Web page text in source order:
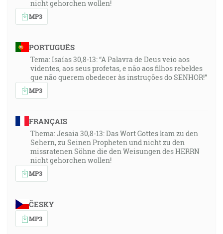
nicht gehorchen wollen!
MP3
PORTUGUÊS
Tema: Isaías 30,8-13: “A Palavra de Deus veio aos
videntes, aos seus profetas, e não aos filhos rebeldes
que não querem obedecer às instruções do SENHOR!”
MP3
FRANÇAIS
Thema: Jesaia 30,8-13: Das Wort Gottes kam zu den
Sehern, zu Seinen Propheten und nicht zu den
missratenen Söhne die den Weisungen des HERRN
nicht gehorchen wollen!
MP3
ČESKY
MP3